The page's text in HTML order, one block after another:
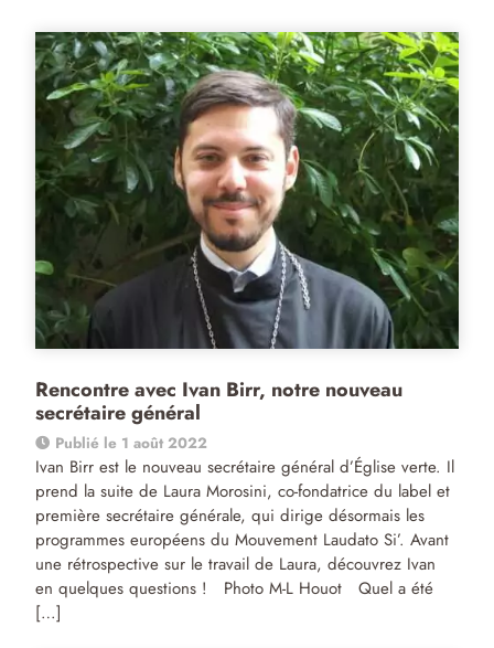
Rencontre avec Ivan Birr, notre nouveau
secrétaire général
Publié le 1 août 2022
Ivan Birr est le nouveau secrétaire général d’Église verte. Il
prend la suite de Laura Morosini, co-fondatrice du label et
première secrétaire générale, qui dirige désormais les
programmes européens du Mouvement Laudato Si’. Avant
une rétrospective sur le travail de Laura, découvrez Ivan
en quelques questions ! Photo M-L Houot Quel a été
[…]